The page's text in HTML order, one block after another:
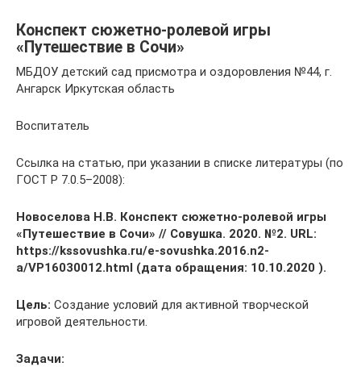
Конспект сюжетно-ролевой игры
«Путешествие в Сочи»
МБДОУ детский сад присмотра и оздоровления №44, г.
Ангарск Иркутская область
Воспитатель
Ссылка на статью, при указании в списке литературы (по
ГОСТ Р 7.0.5–2008):
Новоселова Н.В. Конспект сюжетно-ролевой игры
«Путешествие в Сочи» // Совушка. 2020. №2. URL:
https://kssovushka.ru/e-sovushka.2016.n2-
a/VP16030012.html (дата обращения: 10.10.2020 ).
Цель: Создание условий для активной творческой
игровой деятельности.
Задачи: